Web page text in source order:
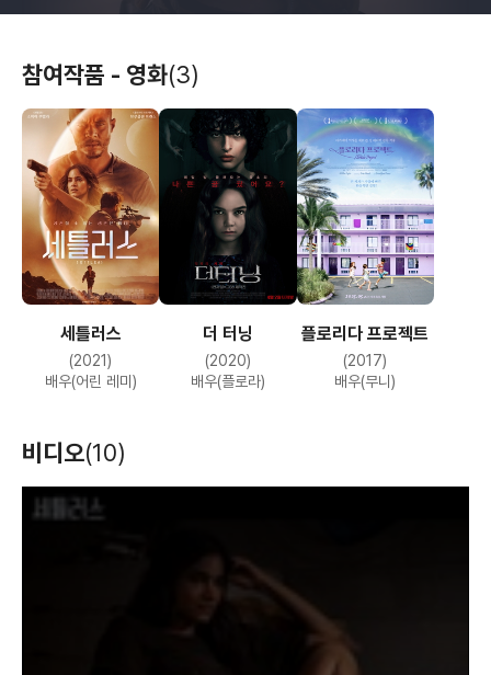
참여작품 - 영화(3)
세틀러스
(2021)
배우(어린 레미)
더 터닝
(2020)
배우(플로라)
플로리다 프로젝트
(2017)
배우(무니)
비디오(10)